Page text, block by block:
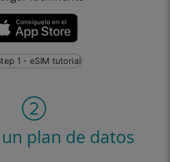
plan de datos